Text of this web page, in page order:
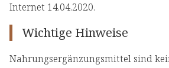
Internet 14.04.2020.
Wichtige Hinweise
Nahrungsergänzungsmittel sind